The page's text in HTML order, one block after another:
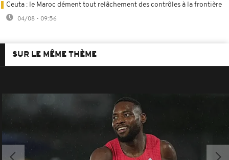
Ceuta : le Maroc dément tout relâchement des contrôles à la frontière
04/08 - 09:56
SUR LE MÊME THÈME